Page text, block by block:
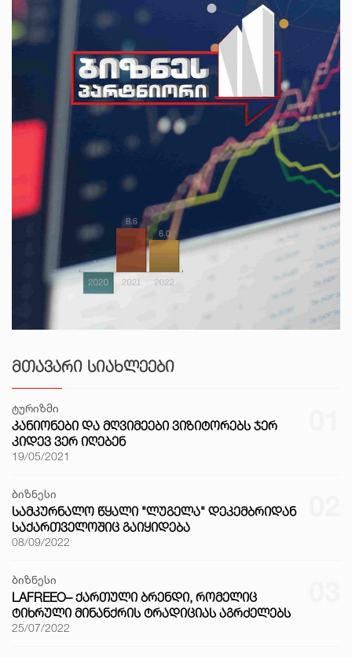
ᲛᲗᲐᲕᲐᲠᲘ ᲡᲘᲐᲮᲚᲔᲔᲑᲘ
ტურიზმი
ᲙᲐᲜᲘᲝᲜᲔᲑᲘ ᲓᲐ ᲛᲦᲕᲘᲛᲔᲔᲑᲘ ᲕᲘᲖᲘᲢᲝᲠᲔᲑᲡ ᲯᲔᲠ
ᲙᲘᲓᲔᲕ ᲕᲔᲠ ᲘᲦᲔᲑᲔᲜ
19/05/2021
ბიზნესი
ᲡᲐᲛᲙᲣᲠᲜᲐᲚᲝ ᲬᲧᲐᲚᲘ "ᲚᲣᲒᲔᲚᲐ" ᲓᲔᲙᲔᲛᲑᲠᲘᲓᲐᲜ
ᲡᲐᲥᲐᲠᲗᲕᲔᲚᲝᲨᲘᲪ ᲒᲐᲘᲧᲘᲓᲔᲑᲐ
08/09/2022
ბიზნესი
LAFREEO– ᲥᲐᲠᲗᲣᲚᲘ ᲑᲠᲔᲜᲓᲘ, ᲠᲝᲛᲔᲚᲘᲪ
ᲢᲘᲮᲠᲣᲚᲘ ᲛᲘᲜᲐᲜᲥᲠᲘᲡ ᲢᲠᲐᲓᲘᲪᲘᲐᲡ ᲐᲒᲠᲫᲔᲚᲔᲑᲡ
25/07/2022